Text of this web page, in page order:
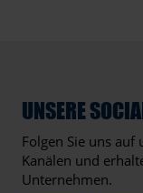
UNSERE
Folgen Sie uns auf
Kanälen und
Unternehmen.